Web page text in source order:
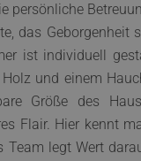
persönliche
das Geborgenheit
ist individuell
und einem
Größe des
Flair. Hier kennt
Team legt Wert